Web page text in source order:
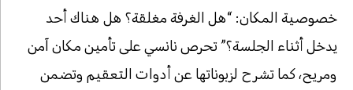
خصوصية المكان: “هل الغرفة مغلقة؟ هل هناك أحد
يدخل أثناء الجلسة؟” تحرص نانسي على تأمين مكان آمن
ومريح، كما تشرح لزبوناتها عن أدوات التعقيم وتضمن